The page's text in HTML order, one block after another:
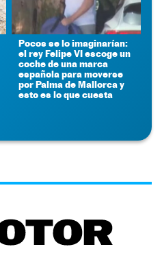
Pocos se lo imaginarían:
el rey Felipe VI escoge un
coche de una marca
española para moverse
por Palma de Mallorca y
esto es lo que cuesta